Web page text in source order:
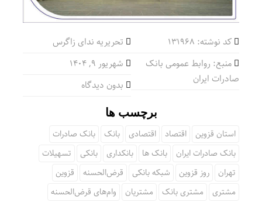
کد نوشته: 131968
تحریریه ندای زاگرس
منبع: روابط عمومی بانک
صادرات ایران
شهریور ۹, ۱۴۰۴
بدون دیدگاه
برچسب ها
استان قزوین اقتصاد اقتصادی بانک
بانک صادرات
بانک صادرات ایران
بانک ها بانکداری بانکی
تسهیلات
تهران
روز قزوین شبکه بانکی قرض‌الحسنه
قزوین
مشتری
مشتری بانک مشتریان وام‌های قرض‌الحسنه